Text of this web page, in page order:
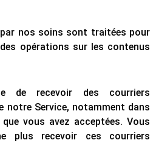
nos soins sont traitées pour
opérations sur les contenus
de recevoir des courriers
notre Service, notamment dans
vous avez acceptées. Vous
plus recevoir ces courriers